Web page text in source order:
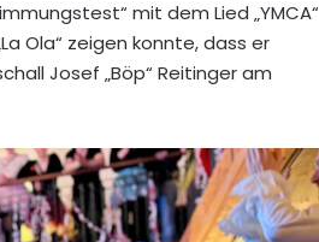
mit dem Lied „YMCA“
Ola“ zeigen konnte, dass er
Josef „Böp“ Reitinger am